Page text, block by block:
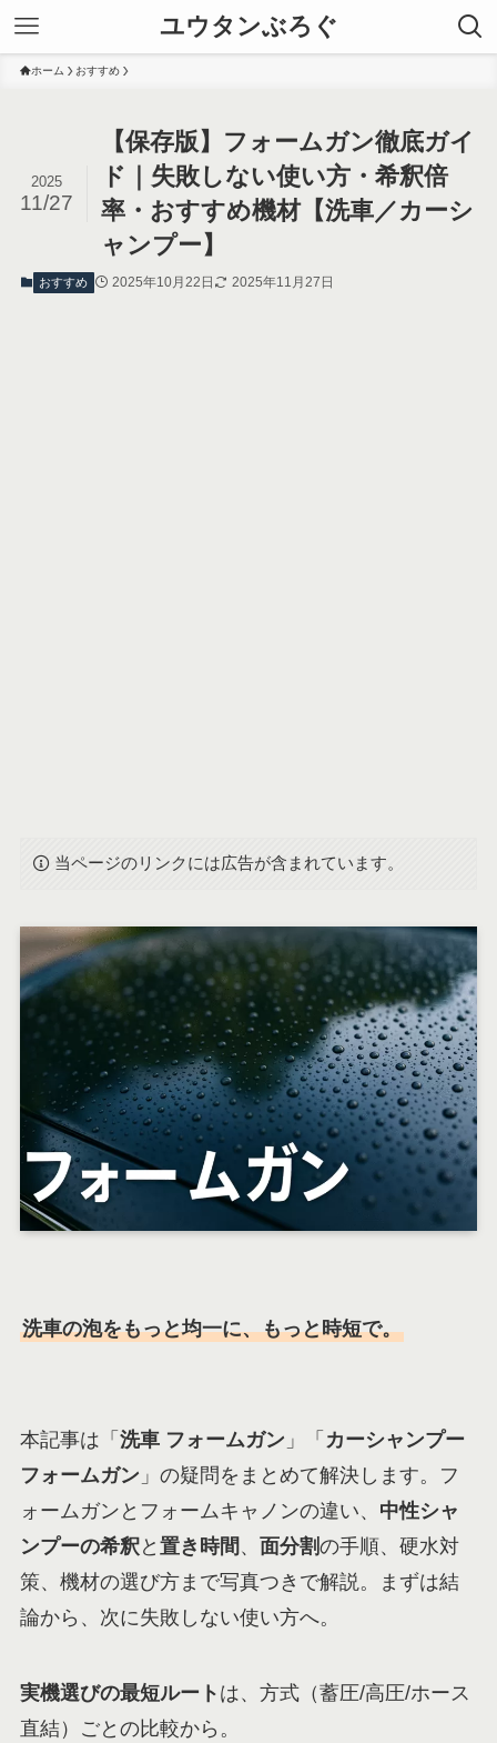
ユウタンぶろぐ
ホーム おすすめ
【保存版】フォームガン徹底ガイ
ド｜失敗しない使い方・希釈倍
率・おすすめ機材【洗車／カーシ
ャンプー】
2025
11/27
おすすめ 2025年10月22日 2025年11月27日
当ページのリンクには広告が含まれています。
洗車の泡をもっと均一に、もっと時短で。
本記事は「 洗車 フォームガン 」「 カーシャンプー
フォームガン 」の疑問をまとめて解決します。フ
ォームガンとフォームキャノンの違い、 中性シャ
ンプーの希釈と 置き時間 、 面分割の手順、硬水対
策、機材の選び方まで写真つきで解説。まずは結
論から、次に失敗しない使い方へ。
実機選びの最短ルート は、方式（蓄圧/高圧/ホース
直結）ごとの比較から。